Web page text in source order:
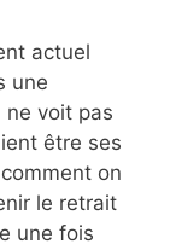
actuel
une
ne voit pas
être ses
on
le retrait
une fois